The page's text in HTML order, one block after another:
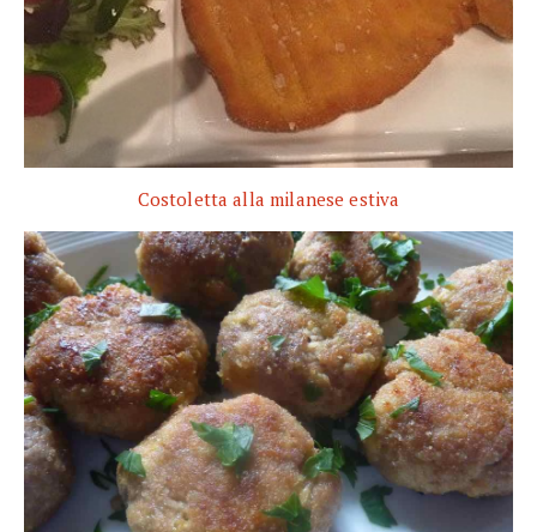
Costoletta alla milanese estiva